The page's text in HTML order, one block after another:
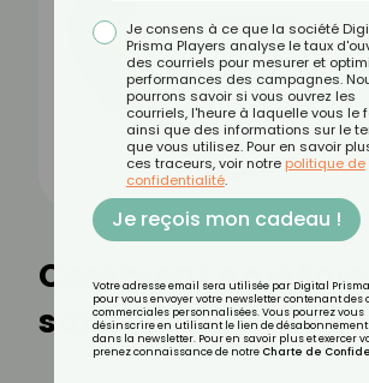
Comment
santé hépatique ?
Je consens à ce que la société
Prisma Players analyse le taux
des courriels pour mesurer et
performances des campagnes.
pourrons savoir si vous ouvrez les
courriels, l'heure à laquelle vous le
ainsi que des informations sur le
que vous utilisez. Pour en savoir
ces traceurs, voir notre politique de
confidentialité.
Je reçois mon cadeau !
Votre adresse email sera utilisée par Digital
pour vous envoyer votre newsletter contenant des
commerciales personnalisées. Vous pourrez vous
désinscrire en utilisant le lien de
dans la newsletter. Pour en savoir plus et exercer
prenez connaissance de notre Charte de